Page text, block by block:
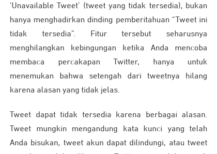
‘Unavailable Tweet’ (tweet yang tidak tersedia), bukan
hanya menghadirkan dinding pemberitahuan “Tweet ini
tidak tersedia”. Fitur tersebut seharusnya
menghilangkan kebingungan ketika Anda mencoba
membaca percakapan Twitter, hanya untuk
menemukan bahwa setengah dari tweetnya hilang
karena alasan yang tidak jelas.
Tweet dapat tidak tersedia karena berbagai alasan.
Tweet mungkin mengandung kata kunci yang telah
Anda bisukan, tweet akun dapat dilindungi, atau tweet